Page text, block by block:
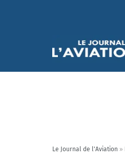
Le Journal de l'Aviation »